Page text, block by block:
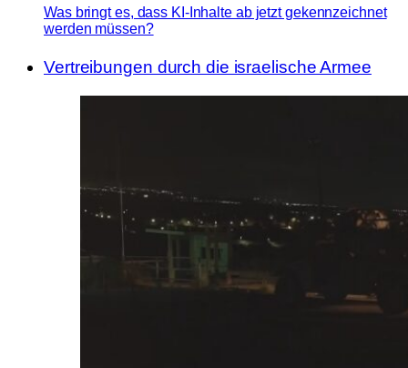
Was bringt es, dass KI-Inhalte ab jetzt gekennzeichnet
werden müssen?
Vertreibungen durch die israelische Armee